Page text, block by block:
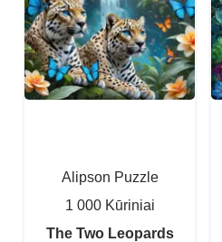
Alipson Puzzle
1 000 Kūriniai
The Two Leopards